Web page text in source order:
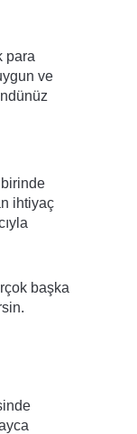
para
ve
ihtiyaç
başka